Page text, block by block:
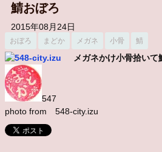
鯖おぼろ
2015年08月24日
おぼろ まどか メガネ 小骨 鯖
メガネかけ小骨拾いて
547
photo from 548-city.izu